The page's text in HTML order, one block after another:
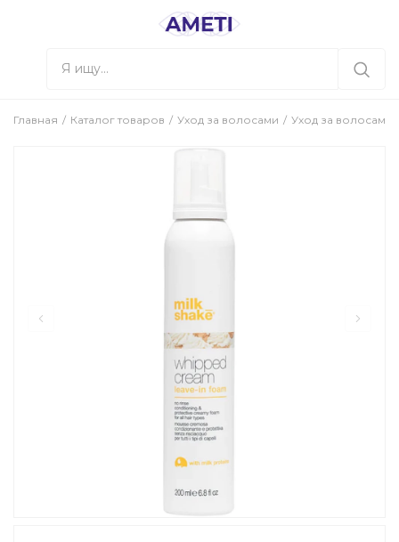
Главная Каталог товаров Уход за волосами Уход за волосами